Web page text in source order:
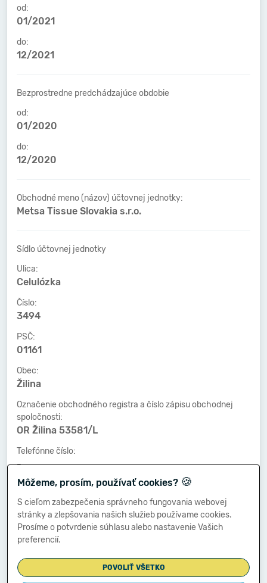
od:
01/2021
do:
12/2021
Bezprostredne predchádzajúce obdobie
od:
01/2020
do:
12/2020
Obchodné meno (názov) účtovnej jednotky:
Metsa Tissue Slovakia s.r.o.
Sídlo účtovnej jednotky
Ulica:
Celulózka
Číslo:
3494
PSČ:
01161
Obec:
Žilina
Označenie obchodného registra a číslo zápisu obchodnej
spoločnosti:
OR Žilina 53581/L
Telefónne číslo:
-
Faxové číslo:
-
E-mailová adresa:
-
Zostavená dňa:
Môžeme, prosím, používať cookies? 🍪
S cieľom zabezpečenia správneho fungovania webovej
stránky a zlepšovania našich služieb používame cookies.
Prosíme o potvrdenie súhlasu alebo nastavenie Vašich
preferencií.
POVOLIŤ VŠETKO